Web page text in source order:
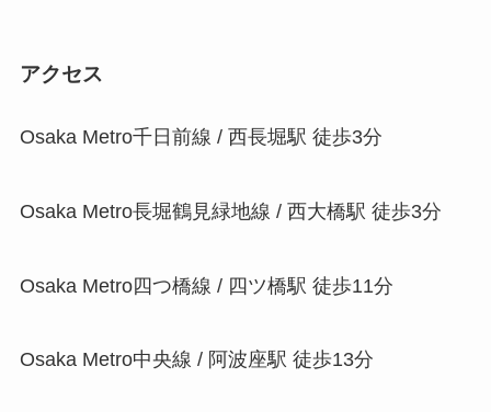
アクセス
Osaka Metro千日前線 / 西長堀駅 徒歩3分
Osaka Metro長堀鶴見緑地線 / 西大橋駅 徒歩3分
Osaka Metro四つ橋線 / 四ツ橋駅 徒歩11分
Osaka Metro中央線 / 阿波座駅 徒歩13分